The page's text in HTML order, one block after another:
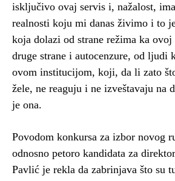
isključivo ovaj servis i, nažalost,
realnosti koju mi danas živimo i to
koja dolazi od strane režima ka
druge strane i autocenzure, od ljudi
ovom institucijom, koji, da li zato
žele, ne reaguju i ne izveštavaju na
je ona.
Povodom konkursa za izbor novog
odnosno petoro kandidata za
Pavlić je rekla da zabrinjava što su